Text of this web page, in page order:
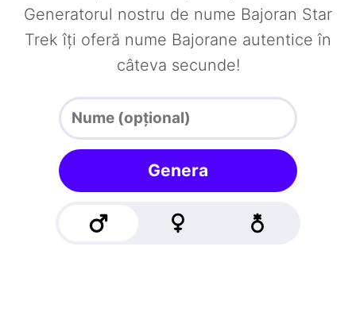
Generatorul nostru de nume Bajoran Star
Trek îți oferă nume Bajorane autentice în
câteva secunde!
Genera